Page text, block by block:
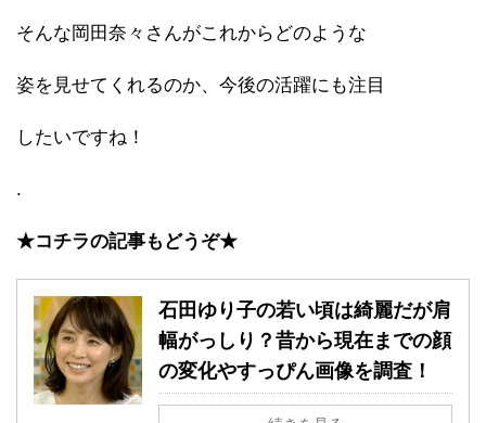
そんな岡田奈々さんがこれからどのような
姿を見せてくれるのか、今後の活躍にも注目
したいですね！
.
★コチラの記事もどうぞ★
石田ゆり子の若い頃は綺麗だが肩
幅がっしり？昔から現在までの顔
の変化やすっぴん画像を調査！